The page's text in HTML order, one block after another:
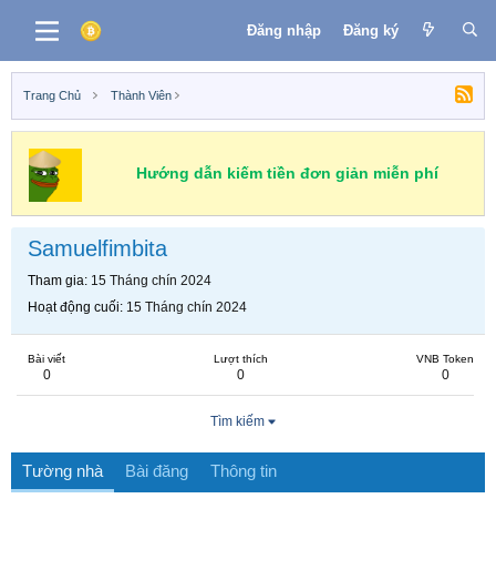
Đăng nhập Đăng ký
Trang Chủ Thành Viên
Hướng dẫn kiếm tiền đơn giản miễn phí
Samuelfimbita
Tham gia 15 Tháng chín 2024
Hoạt động cuối 15 Tháng chín 2024
Bài viết
0
Lượt thích
0
VNB Token
0
Tìm kiếm
Tường nhà Bài đăng Thông tin